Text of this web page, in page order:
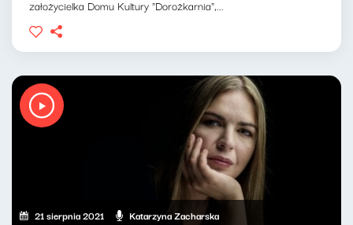
założycielka Domu Kultury "Dorożkarnia",...
21 sierpnia 2021 Katarzyna Zacharska